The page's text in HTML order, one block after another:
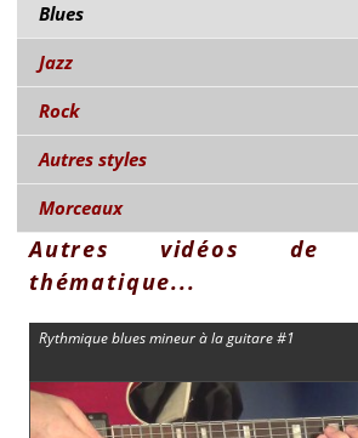
Blues
Jazz
Rock
Autres styles
Morceaux
Autres vidéos de
thématique...
Rythmique blues mineur à la guitare #1